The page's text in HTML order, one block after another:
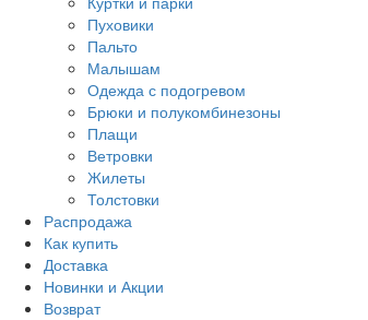
Пуховики
Пальто
Малышам
Одежда с подогревом
Брюки и полукомбинезоны
Плащи
Ветровки
Жилеты
Толстовки
Распродажа
Как купить
Доставка
Новинки и Акции
Возврат